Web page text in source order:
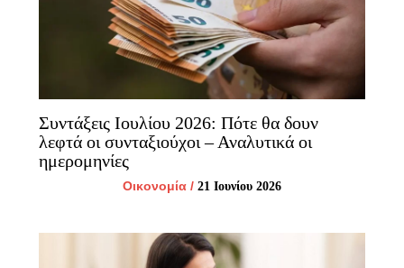
Συντάξεις Ιουλίου 2026: Πότε θα δουν
λεφτά οι συνταξιούχοι – Αναλυτικά οι
ημερομηνίες
Οικονομία / 21 Ιουνίου 2026